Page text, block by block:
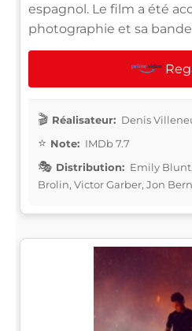
espagnol. Le film a été
photographie et sa
Réalisateur: Denis
Note: IMDb 7.7
Distribution: Emily
Brolin, Victor Garber, Jon